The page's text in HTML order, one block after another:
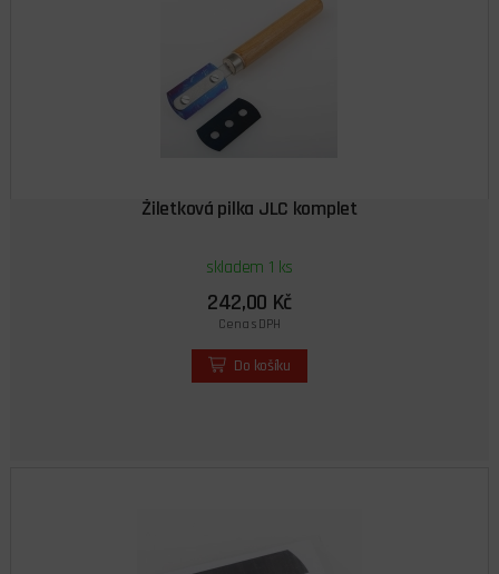
Žiletková pilka JLC komplet
skladem 1 ks
242,00 Kč
Cena s DPH
Do košíku